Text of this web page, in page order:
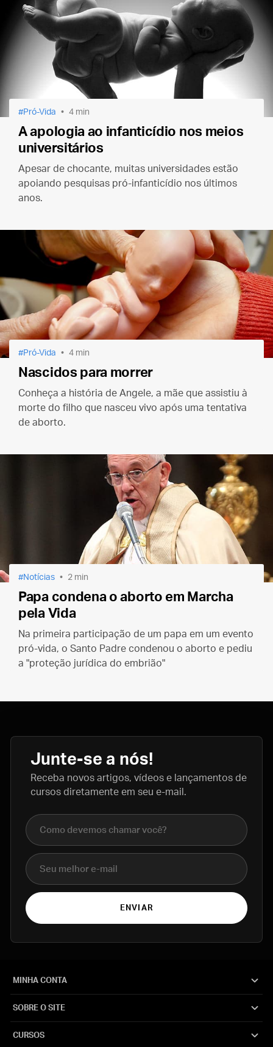
Pró-Vida 4 min
A apologia ao infanticídio nos meios
universitários
Apesar de chocante, muitas universidades estão
apoiando pesquisas pró-infanticídio nos últimos
anos.
Pró-Vida 4 min
Nascidos para morrer
Conheça a história de Angele, a mãe que assistiu à
morte do filho que nasceu vivo após uma tentativa
de aborto.
Notícias 2 min
Papa condena o aborto em Marcha
pela Vida
Na primeira participação de um papa em um evento
pró-vida, o Santo Padre condenou o aborto e pediu
a "proteção jurídica do embrião"
Junte-se a nós!
Receba novos artigos, vídeos e lançamentos de
cursos diretamente em seu e-mail.
Nome completo
E-mail
ENVIAR
MINHA CONTA
SOBRE O SITE
CURSOS